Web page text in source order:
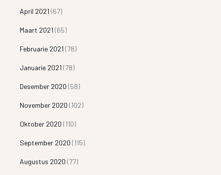
April 2021 (67)
Maart 2021 (65)
Februarie 2021 (78)
Januarie 2021 (78)
Desember 2020 (58)
November 2020 (102)
Oktober 2020 (110)
September 2020 (115)
Augustus 2020 (77)